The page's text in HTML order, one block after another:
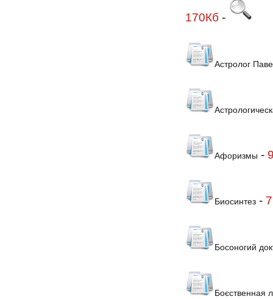
170Кб -
Астролог
Афоризмы -
Биосинтез-
Босоногий
Боєственная